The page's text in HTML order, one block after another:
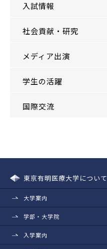
入試情報
社会貢献・研究
メディア出演
学生の活躍
国際交流
東京有明医療大学について
大学案内
学部・大学院
入学案内